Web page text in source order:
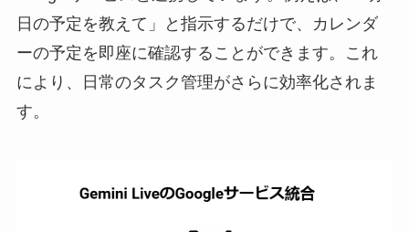
日の予定を教えて」と指示するだけで、カレンダ
ーの予定を即座に確認することができます。これ
により、日常のタスク管理がさらに効率化されま
す。